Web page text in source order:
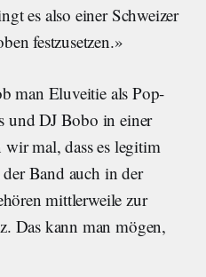
es also einer Schweizer
festzusetzen.»
man Eluveitie als Pop-
und DJ Bobo in einer
wir mal, dass es legitim
Band auch in der
mittlerweile zur
Das kann man mögen,